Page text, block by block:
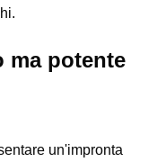
ma potente
un'impronta